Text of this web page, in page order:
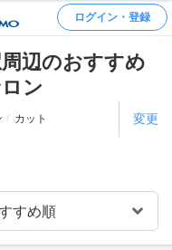
ログイン・登録
周辺のおすすめ
ン
カット 変更